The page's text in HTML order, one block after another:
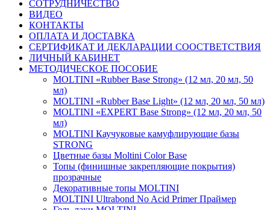
СОТРУДНИЧЕСТВО
ВИДЕО
КОНТАКТЫ
ОПЛАТА И ДОСТАВКА
СЕРТИФИКАТ И ДЕКЛАРАЦИИ СООСТВЕТСТВИЯ
ЛИЧНЫЙ КАБИНЕТ
МЕТОДИЧЕСКОЕ ПОСОБИЕ
MOLTINI «Rubber Base Strong» (12 мл, 20 мл, 50
мл)
MOLTINI «Rubber Base Light» (12 мл, 20 мл, 50 мл)
MOLTINI «EXPERT Base Strong» (12 мл, 20 мл, 50
мл)
MOLTINI Каучуковые камуфлирующие базы
STRONG
Цветные базы Moltini Color Base
Топы (финишные закрепляющие покрытия)
прозрачные
Декоративные топы MOLTINI
MOLTINI Ultrabond No Acid Primer Праймер